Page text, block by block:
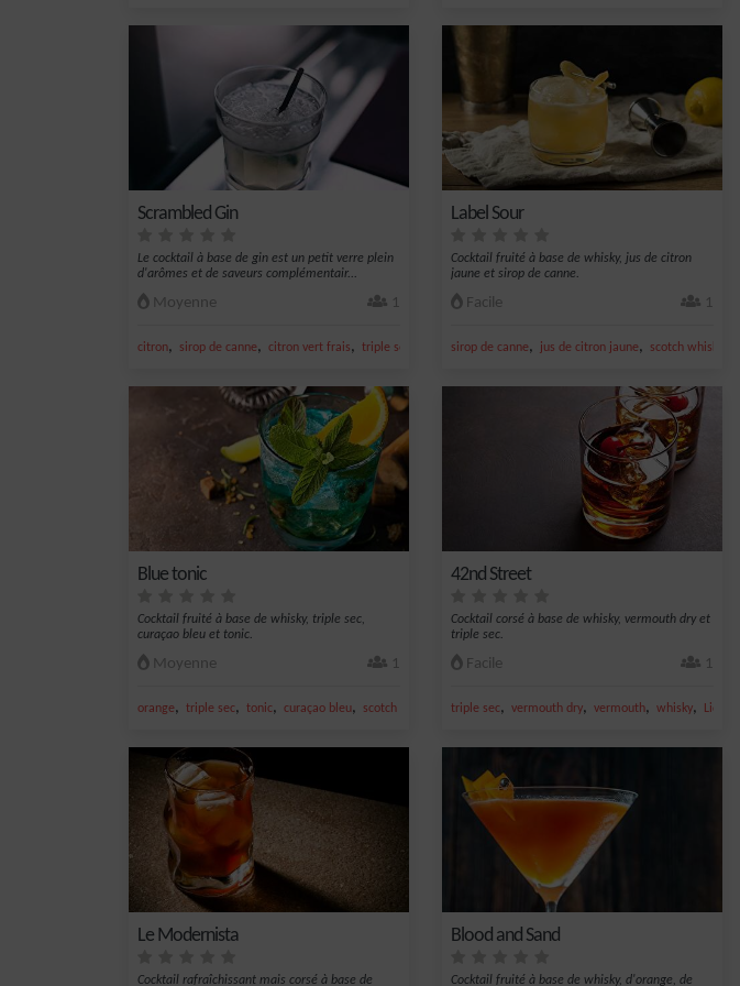
Scrambled Gin
Le cocktail à base de gin est un petit verre plein
d'arômes et de saveurs complémentair...
Moyenne 1
citron, sirop de canne, citron vert frais, triple sec
Label Sour
Cocktail fruité à base de whisky, jus de citron
jaune et sirop de canne.
Facile 1
sirop de canne, jus de citron jaune, scotch whisky
Blue tonic
Cocktail fruité à base de whisky, triple sec,
curaçao bleu et tonic.
Moyenne 1
orange, triple sec, tonic, curaçao bleu, scotch whisky
42nd Street
Cocktail corsé à base de whisky, vermouth dry et
triple sec.
Facile 1
triple sec, vermouth dry, vermouth, whisky, Liqueur
Le Modernista
Cocktail rafraîchissant mais corsé à base de
Blood and Sand
Cocktail fruité à base de whisky, d'orange, de